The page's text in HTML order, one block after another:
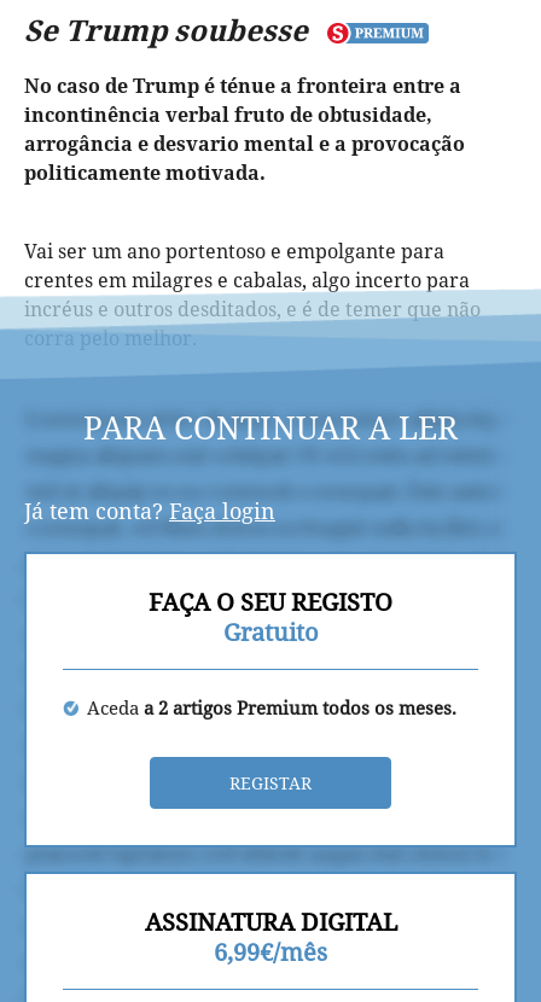
Se Trump soubesse
No caso de Trump é ténue a fronteira entre a
incontinência verbal fruto de obtusidade,
arrogância e desvario mental e a provocação
politicamente motivada.
Vai ser um ano portentoso e empolgante para
crentes em milagres e cabalas, algo incerto para
incréus e outros desditados, e é de temer que não
corra pelo melhor.
PARA CONTINUAR A LER
Já tem conta? Faça login
FAÇA O SEU REGISTO
Gratuito
Aceda a 2 artigos Premium todos os meses.
REGISTAR
ASSINATURA DIGITAL
6,99€/mês